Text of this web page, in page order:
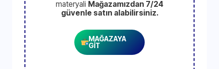
materyali Mağazamızdan 7/24
güvenle satın alabilirsiniz.
MAĞAZAYA
GİT